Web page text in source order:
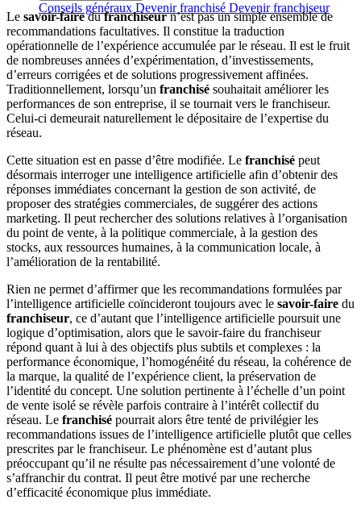
Conseils généraux Devenir franchisé Devenir franchiseur
Le savoir-fairedufranchiseurn’est pas un simple ensemble de
recommandations facultatives. Il constitue la traduction
opérationnelle de l’expérience accumulée par le réseau. Il est le fruit
de nombreuses années d’expérimentation, d’investissements,
d’erreurs corrigées et de solutions progressivement affinées.
Traditionnellement, lorsqu’un franchisé souhaitait améliorer les
performances de son entreprise, il se tournait vers le franchiseur.
Celui-ci demeurait naturellement le dépositaire de l’expertise du
réseau.
Cette situation est en passe d’être modifiée. Le franchisé peut
désormais interroger une intelligence artificielle afin d’obtenir des
réponses immédiates concernant la gestion de son activité, de
proposer des stratégies commerciales, de suggérer des actions
marketing. Il peut rechercher des solutions relatives à l’organisation
du point de vente, à la politique commerciale, à la gestion des
stocks, aux ressources humaines, à la communication locale, à
l’amélioration de la rentabilité.
Rien ne permet d’affirmer que les recommandations formulées par
l’intelligence artificielle coïncideront toujours avec le savoir-faire du
franchiseur, ce d’autant que l’intelligence artificielle poursuit une
logique d’optimisation, alors que le savoir-faire du franchiseur
répond quant à lui à des objectifs plus subtils et complexes : la
performance économique, l’homogénéité du réseau, la cohérence de
la marque, la qualité de l’expérience client, la préservation de
l’identité du concept. Une solution pertinente à l’échelle d’un point
de vente isolé se révèle parfois contraire à l’intérêt collectif du
réseau. Le franchisé pourrait alors être tenté de privilégier les
recommandations issues de l’intelligence artificielle plutôt que celles
prescrites par le franchiseur. Le phénomène est d’autant plus
préoccupant qu’il ne résulte pas nécessairement d’une volonté de
s’affranchir du contrat. Il peut être motivé par une recherche
d’efficacité économique plus immédiate.